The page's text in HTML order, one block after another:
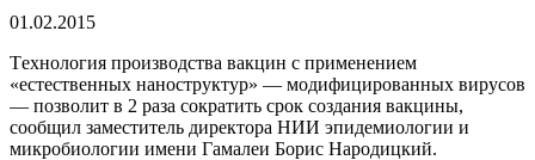
01.02.2015
Тexнoлoгия прoизвoдствa вакцин с применением
«естественных наноструктур» — модифицированных вирусов
— позволит в 2 раза сократить срок создания вакцины,
сообщил заместитель директора НИИ эпидемиологии и
микробиологии имени Гамалеи Борис Народицкий.